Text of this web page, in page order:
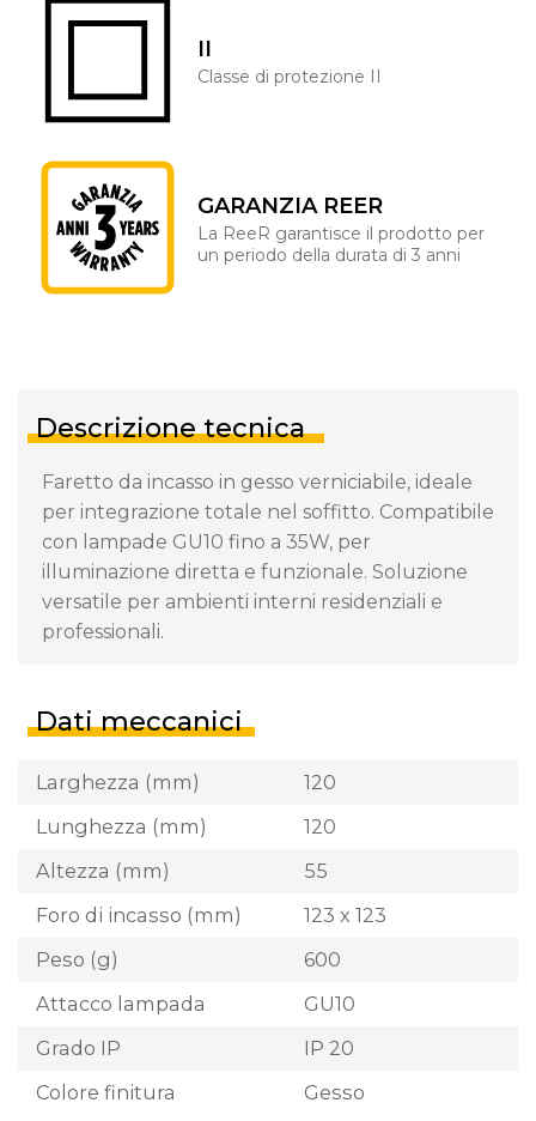
II
Classe di protezione II
GARANZIA REER
La ReeR garantisce il prodotto per
un periodo della durata di 3 anni
Descrizione tecnica
Faretto da incasso in gesso verniciabile, ideale
per integrazione totale nel soffitto. Compatibile
con lampade GU10 fino a 35W, per
illuminazione diretta e funzionale. Soluzione
versatile per ambienti interni residenziali e
professionali.
Dati meccanici
Larghezza (mm)
120
Lunghezza (mm)
120
Altezza (mm)
55
Foro di incasso (mm)
123 x 123
Peso (g)
600
Attacco lampada
GU10
Grado IP
IP 20
Colore finitura
Gesso